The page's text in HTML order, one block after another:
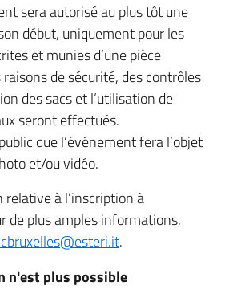
sera autorisé au plus tôt une
début, uniquement pour les
et munies d’une pièce
raisons de sécurité, des contrôles
des sacs et l’utilisation de
seront effectués.
que l’événement fera l’objet
et/ou vidéo.
à l’inscription à
de plus amples informations,
.
n'est plus possible